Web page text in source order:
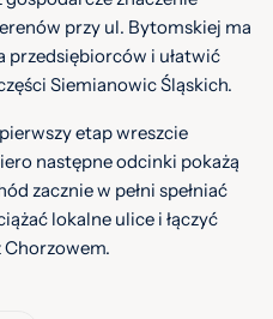
przy ul. Bytomskiej ma
przedsiębiorców i ułatwić
Siemianowic Śląskich.
etap wreszcie
następne odcinki pokażą
zacznie w pełni spełniać
lokalne ulice i łączyć
Chorzowem.